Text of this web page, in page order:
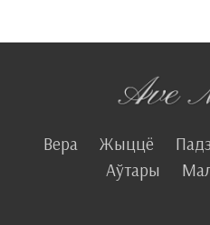
Вера Жыццё
Аўтары